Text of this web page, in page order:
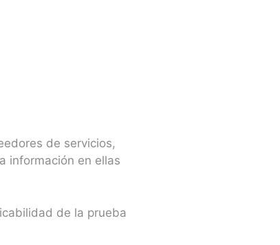
de servicios,
información en ellas
de la prueba